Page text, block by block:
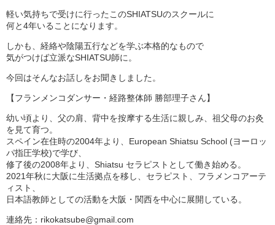
軽い気持ちで受けに行ったこのSHIATSUのスクールに
何と4年いることになります。
しかも、経絡や陰陽五行などを学ぶ本格的なもので
気がつけば立派なSHIATSU師に。
今回はそんなお話しをお聞きしました。
【フランメンコダンサー・経路整体師 勝部理子さん】
幼い頃より、父の肩、背中を按摩する生活に親しみ、祖父母のお灸
を見て育つ。
スペイン在住時の2004年より、European Shiatsu School (ヨーロッ
パ指圧学校)で学び、
修了後の2008年より、Shiatsu セラピストとして働き始める。
2021年秋に大阪に生活拠点を移し、セラピスト、フラメンコアーテ
ィスト、
日本語教師としての活動を大阪・関西を中心に展開している。
連絡先：rikokatsube@gmail.com